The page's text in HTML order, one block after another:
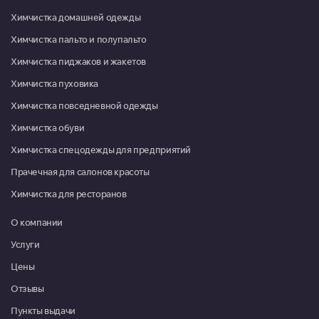
Пн-Пт 09:00-18:00, Сб 10:00-
Красноармейск, микрорайон Северный, д. 22
08:00-16:00
Пн-Пт 09:00-20:00, Сб-Вс
09:00-19:00
Москва, г. Московский, ул. Атласова, д. 9
Мытищи, ул. Летная, д. 21, Дом быта "Милана"
О компании
Услуги
Цены
Отзывы
Пункты выдачи
Химчистка домашней одежды
Химчистка пальто и полупальто
Химчистка пиджаков и жакетов
Химчистка пуховика
Химчистка повседневной одежды
Химчистка обуви
Химчистка спецодежды для предприятий
Прачечная для салонов красоты
Химчистка для ресторанов